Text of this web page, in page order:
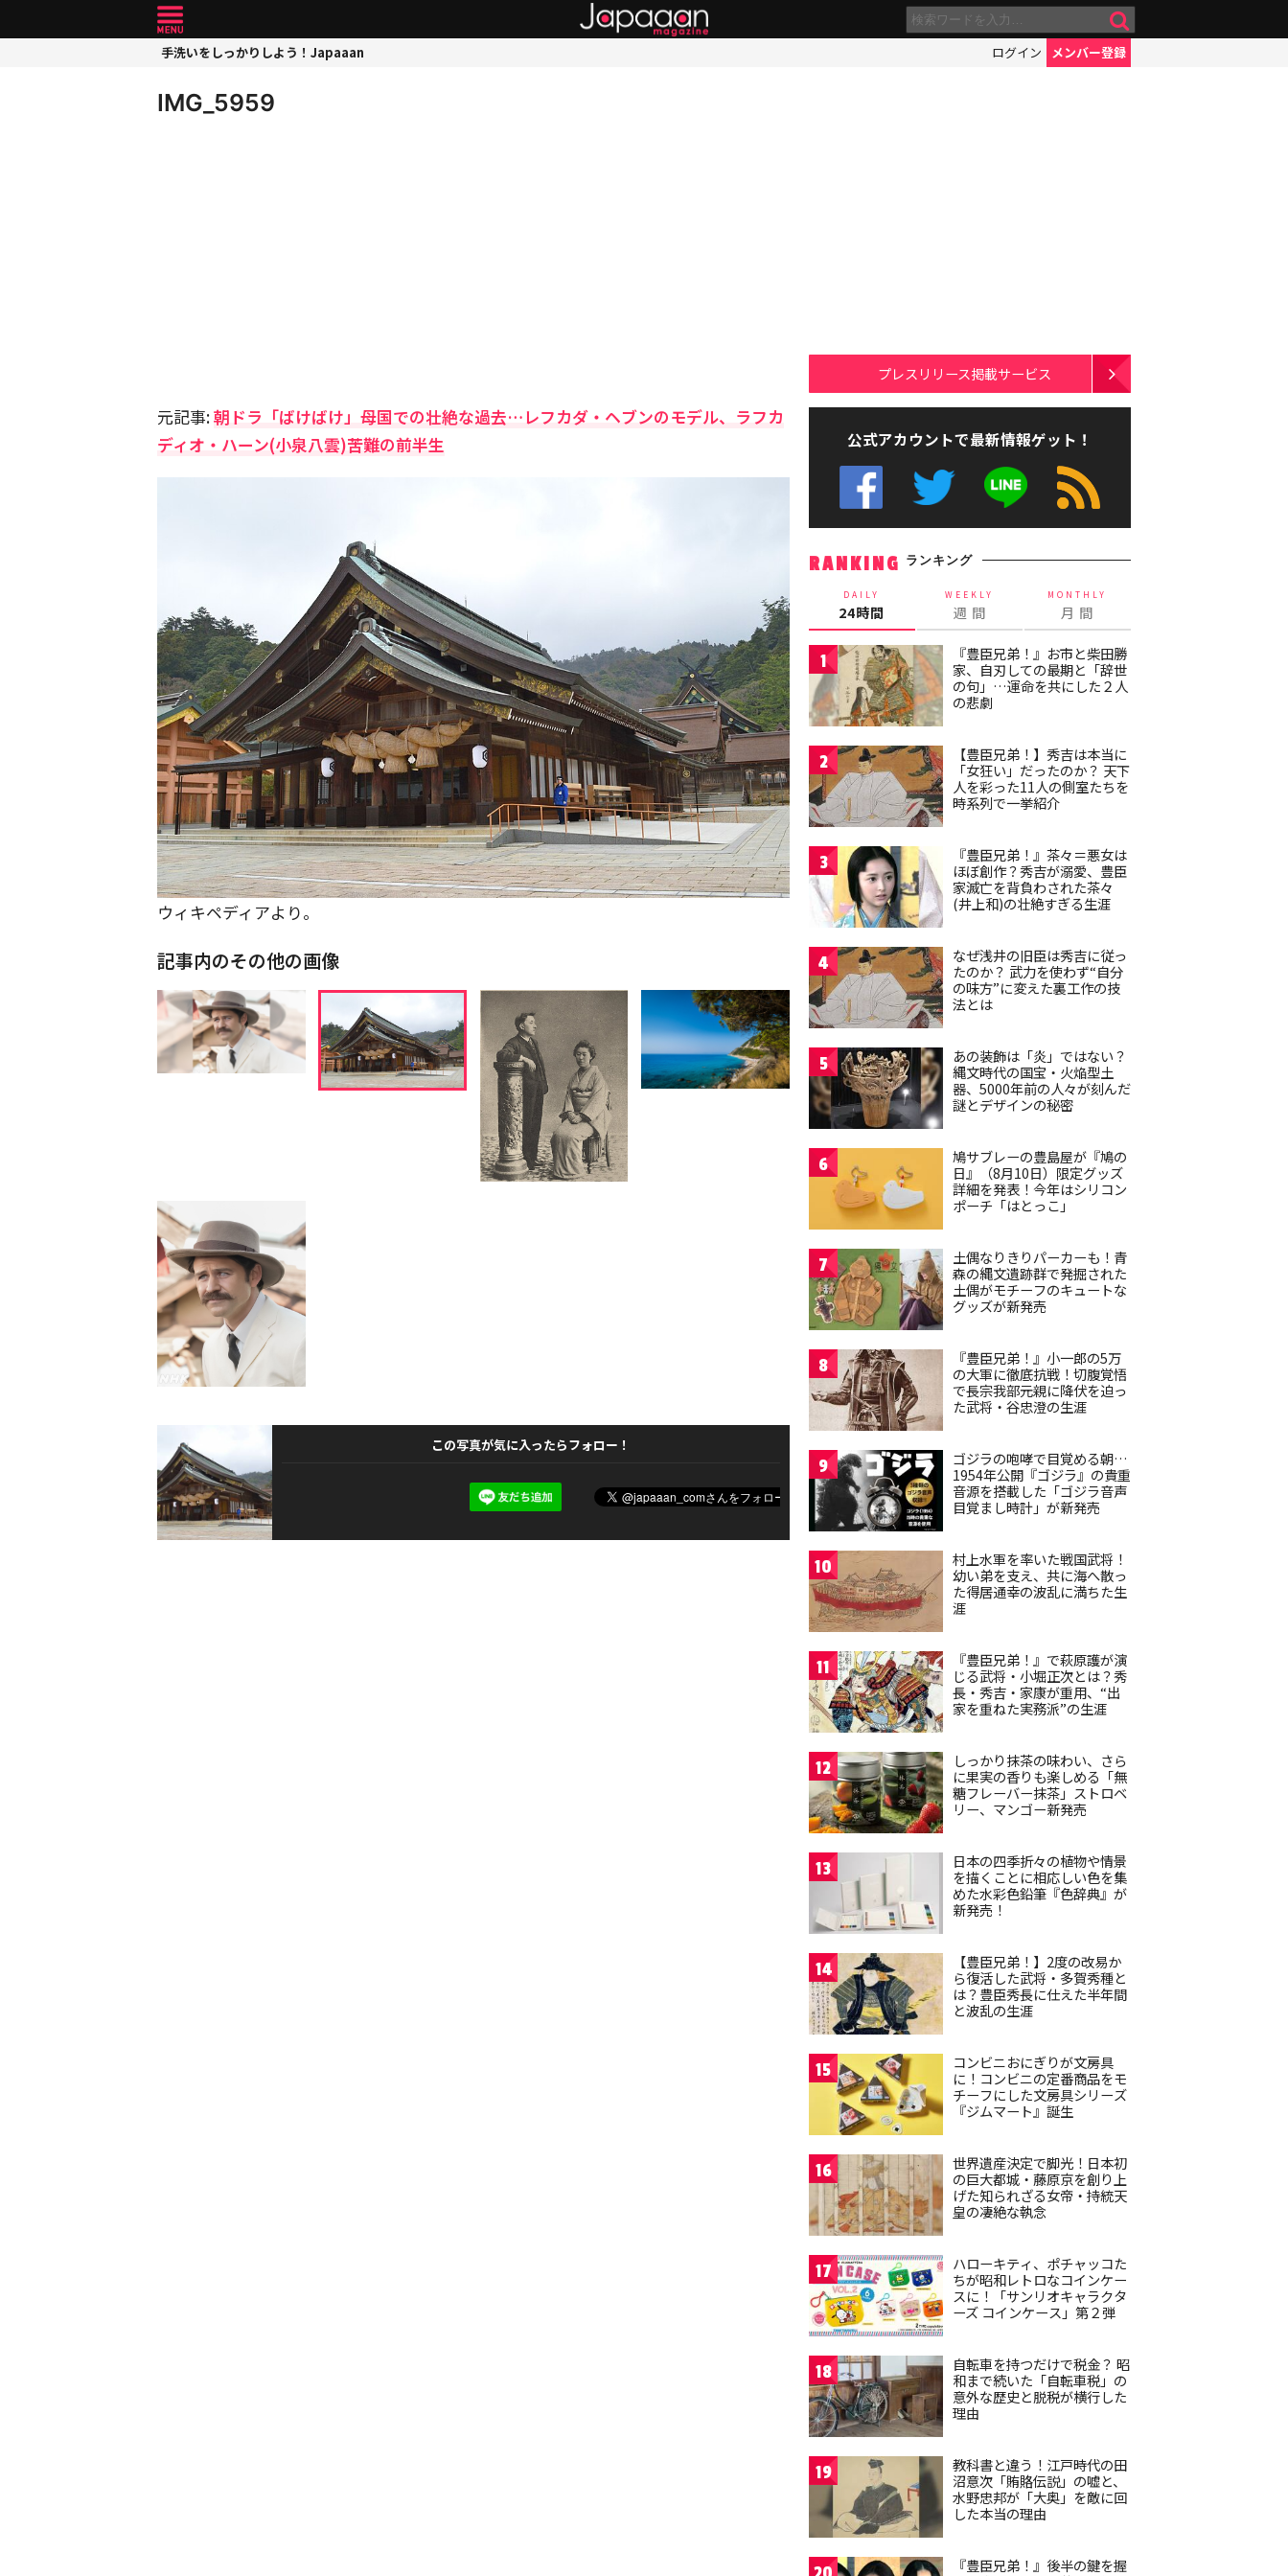
手洗いをしっかりしよう！Japaaan ログイン メンバー登録
IMG_5959
元記事:朝ドラ「ばけばけ」母国での壮絶な過去…レフカダ・ヘブンのモデル、ラフカ
ディオ・ハーン(小泉八雲)苦難の前半生
ウィキペディアより。
記事内のその他の画像
この写真が気に入ったらフォロー！
プレスリリース掲載サービス
公式アカウントで最新情報ゲット！
RANKING ランキング
DAILY
24時間
WEEKLY
週 間
MONTHLY
月 間
1
『豊臣兄弟！』お市と柴田勝
家、自刃しての最期と「辞世
の句」…運命を共にした２人
の悲劇
2
【豊臣兄弟！】秀吉は本当に
「女狂い」だったのか？ 天下
人を彩った11人の側室たちを
時系列で一挙紹介
3
『豊臣兄弟！』茶々＝悪女は
ほぼ創作？秀吉が溺愛、豊臣
家滅亡を背負わされた茶々
(井上和)の壮絶すぎる生涯
4
なぜ浅井の旧臣は秀吉に従っ
たのか？ 武力を使わず“自分
の味方”に変えた裏工作の技
法とは
5
あの装飾は「炎」ではない？
縄文時代の国宝・火焔型土
器、5000年前の人々が刻んだ
謎とデザインの秘密
6
鳩サブレーの豊島屋が『鳩の
日』（8月10日）限定グッズ
詳細を発表！今年はシリコン
ポーチ「はとっこ」
7
土偶なりきりパーカーも！青
森の縄文遺跡群で発掘された
土偶がモチーフのキュートな
グッズが新発売
8
『豊臣兄弟！』小一郎の5万
の大軍に徹底抗戦！切腹覚悟
で長宗我部元親に降伏を迫っ
た武将・谷忠澄の生涯
9
ゴジラの咆哮で目覚める朝…
1954年公開『ゴジラ』の貴重
音源を搭載した「ゴジラ音声
目覚まし時計」が新発売
10
村上水軍を率いた戦国武将！
幼い弟を支え、共に海へ散っ
た得居通幸の波乱に満ちた生
涯
11
『豊臣兄弟！』で萩原護が演
じる武将・小堀正次とは？秀
長・秀吉・家康が重用、“出
家を重ねた実務派”の生涯
12
しっかり抹茶の味わい、さら
に果実の香りも楽しめる「無
糖フレーバー抹茶」ストロベ
リー、マンゴー新発売
13
日本の四季折々の植物や情景
を描くことに相応しい色を集
めた水彩色鉛筆『色辞典』が
新発売！
14
【豊臣兄弟！】2度の改易か
ら復活した武将・多賀秀種と
は？豊臣秀長に仕えた半年間
と波乱の生涯
15
コンビニおにぎりが文房具
に！コンビニの定番商品をモ
チーフにした文房具シリーズ
『ジムマート』誕生
16
世界遺産決定で脚光！日本初
の巨大都城・藤原京を創り上
げた知られざる女帝・持統天
皇の凄絶な執念
17
ハローキティ、ポチャッコた
ちが昭和レトロなコインケー
スに！「サンリオキャラクタ
ーズ コインケース」第２弾
18
自転車を持つだけで税金？ 昭
和まで続いた「自転車税」の
意外な歴史と脱税が横行した
理由
19
教科書と違う！江戸時代の田
沼意次「賄賂伝説」の嘘と、
水野忠邦が「大奥」を敵に回
した本当の理由
『豊臣兄弟！』後半の鍵を握